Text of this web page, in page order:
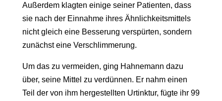
Außerdem klagten einige seiner Patienten, dass
sie nach der Einnahme ihres Ähnlichkeitsmittels
nicht gleich eine Besserung verspürten, sondern
zunächst eine Verschlimmerung.
Um das zu vermeiden, ging Hahnemann dazu
über, seine Mittel zu verdünnen. Er nahm einen
Teil der von ihm hergestellten Urtinktur, fügte ihr 99